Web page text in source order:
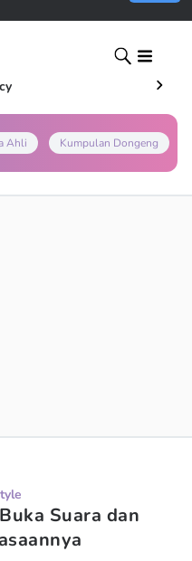
Ahli Kumpulan Dongeng
Suara dan